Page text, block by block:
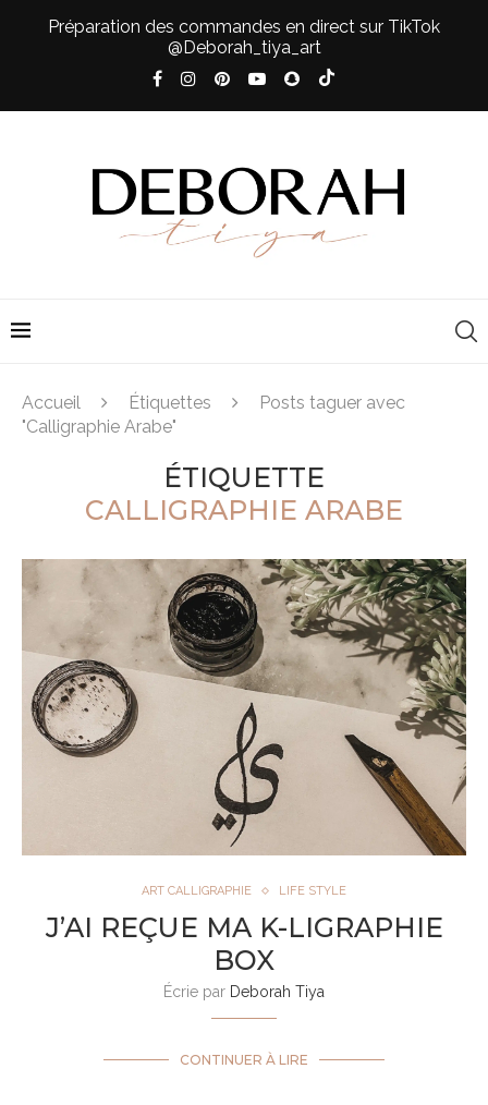
Préparation des commandes en direct sur TikTok
@Deborah_tiya_art
Accueil Étiquettes
Posts taguer avec
"Calligraphie Arabe"
ÉTIQUETTE
CALLIGRAPHIE ARABE
ART CALLIGRAPHIE LIFE STYLE
J’AI REÇUE MA K-LIGRAPHIE
BOX
Écrie par Deborah Tiya
CONTINUER À LIRE